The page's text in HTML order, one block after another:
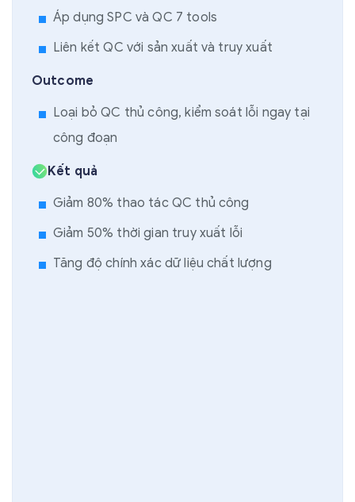
Áp dụng SPC và QC 7 tools
Liên kết QC với sản xuất và truy xuất
Outcome
Loại bỏ QC thủ công, kiểm soát lỗi ngay tại
công đoạn
Kết quả
Giảm 80% thao tác QC thủ công
Giảm 50% thời gian truy xuất lỗi
Tăng độ chính xác dữ liệu chất lượng